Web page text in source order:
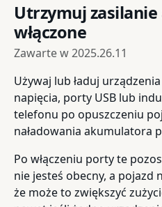
Utrzymuj
włączone
Zawarte w2025.26.11
Używaj lub ładuj
napięcia, porty USB lub
telefonu po opuszczeniu
naładowania akumulatora
Po włączeniu porty te
nie jesteś obecny, a pojazd
że może to zwiększyć